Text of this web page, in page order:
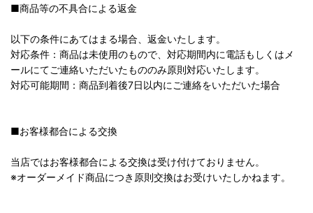
■商品等の不具合による返金
以下の条件にあてはまる場合、返金いたします。
対応条件：商品は未使用のもので、対応期間内に電話もしくはメ
ールにてご連絡いただいたもののみ原則対応いたします。
対応可能期間：商品到着後7日以内にご連絡をいただいた場合
■お客様都合による交換
当店ではお客様都合による交換は受け付けておりません。
※オーダーメイド商品につき原則交換はお受けいたしかねます。